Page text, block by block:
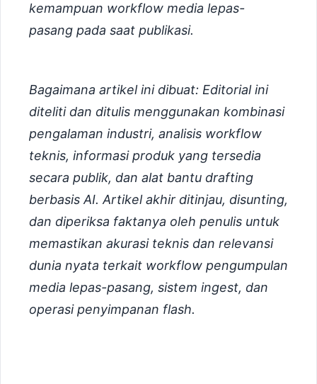
kemampuan workflow media lepas-
pasang pada saat publikasi.
Bagaimana artikel ini dibuat: Editorial ini
diteliti dan ditulis menggunakan kombinasi
pengalaman industri, analisis workflow
teknis, informasi produk yang tersedia
secara publik, dan alat bantu drafting
berbasis AI. Artikel akhir ditinjau, disunting,
dan diperiksa faktanya oleh penulis untuk
memastikan akurasi teknis dan relevansi
dunia nyata terkait workflow pengumpulan
media lepas-pasang, sistem ingest, dan
operasi penyimpanan flash.